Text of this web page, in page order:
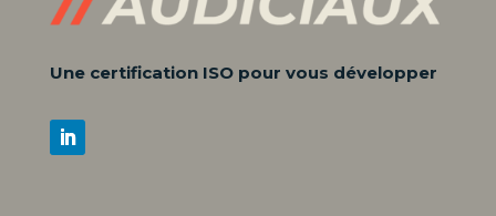
Une certification ISO pour vous développer